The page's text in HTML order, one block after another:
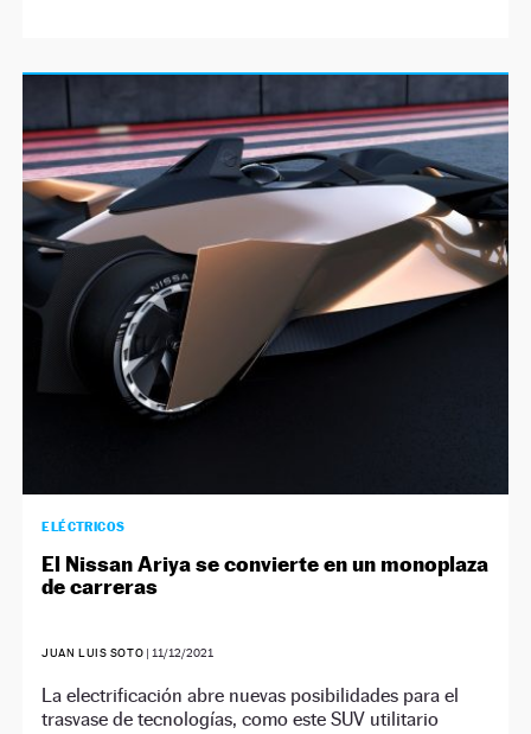
ELÉCTRICOS
El Nissan Ariya se convierte en un monoplaza
de carreras
JUAN LUIS SOTO | 11/12/2021
La electrificación abre nuevas posibilidades para el
trasvase de tecnologías, como este SUV utilitario